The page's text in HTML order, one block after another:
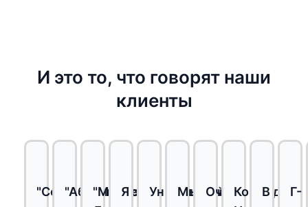
И это то, что говорят наши
клиенты
"Со
"Абсолютно
"Мистер
Я
Уникальный
Мы
ОченьКоманда
В
Г-